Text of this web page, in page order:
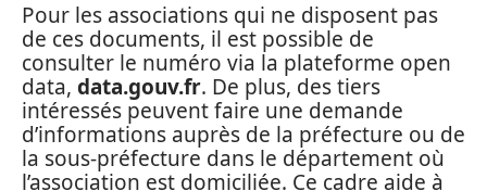
Pour les associations qui ne disposent pas
de ces documents, il est possible de
consulter le numéro via la plateforme open
data, data.gouv.fr. De plus, des tiers
intéressés peuvent faire une demande
d’informations auprès de la préfecture ou de
la sous-préfecture dans le département où
l’association est domiciliée. Ce cadre aide à